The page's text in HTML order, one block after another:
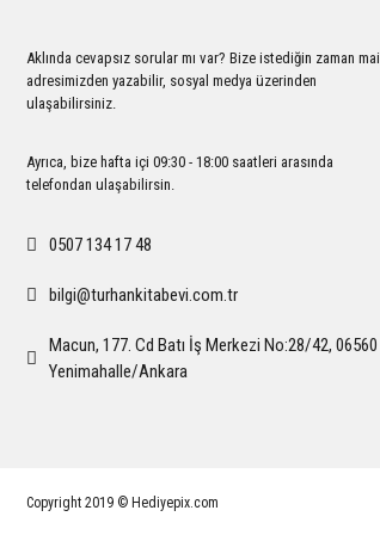
Ürün fiyatı diğer sitelerden daha pahalı.
Bu ürüne benzer farklı alternatifler olmalı.
Aklında cevapsız sorular mı var? Bize istediğin zaman mail
adresimizden yazabilir, sosyal medya üzerinden
ulaşabilirsiniz.
Ayrıca, bize hafta içi 09:30 - 18:00 saatleri arasında
telefondan ulaşabilirsin.
0507 134 17 48
bilgi@turhankitabevi.com.tr
Macun, 177. Cd Batı İş Merkezi No:28/42, 06560
Yenimahalle/Ankara
Copyright 2019 © Hediyepix.com